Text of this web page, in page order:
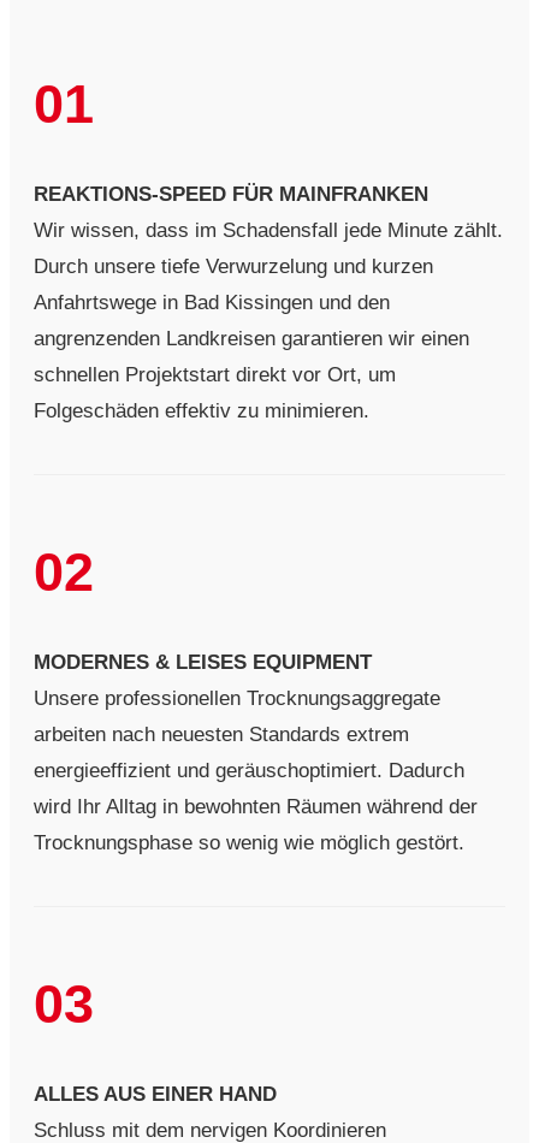
01
REAKTIONS-SPEED FÜR MAINFRANKEN
Wir wissen, dass im Schadensfall jede Minute zählt.
Durch unsere tiefe Verwurzelung und kurzen
Anfahrtswege in Bad Kissingen und den
angrenzenden Landkreisen garantieren wir einen
schnellen Projektstart direkt vor Ort, um
Folgeschäden effektiv zu minimieren.
02
MODERNES & LEISES EQUIPMENT
Unsere professionellen Trocknungsaggregate
arbeiten nach neuesten Standards extrem
energieeffizient und geräuschoptimiert. Dadurch
wird Ihr Alltag in bewohnten Räumen während der
Trocknungsphase so wenig wie möglich gestört.
03
ALLES AUS EINER HAND
Schluss mit dem nervigen Koordinieren